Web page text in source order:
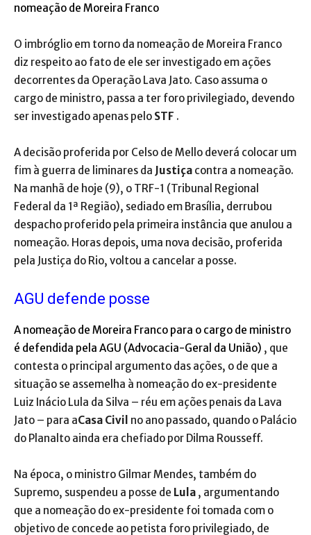
nomeação de Moreira Franco
O imbróglio em torno da nomeação de Moreira Franco
diz respeito ao fato de ele ser investigado em ações
decorrentes da Operação Lava Jato. Caso assuma o
cargo de ministro, passa a ter foro privilegiado, devendo
ser investigado apenas pelo STF .
A decisão proferida por Celso de Mello deverá colocar um
fim à guerra de liminares da Justiça contra a nomeação.
Na manhã de hoje (9), o TRF-1 (Tribunal Regional
Federal da 1ª Região), sediado em Brasília, derrubou
despacho proferido pela primeira instância que anulou a
nomeação. Horas depois, uma nova decisão, proferida
pela Justiça do Rio, voltou a cancelar a posse.
AGU defende posse
A nomeação de Moreira Franco para o cargo de ministro
é defendida pela AGU (Advocacia-Geral da União) , que
contesta o principal argumento das ações, o de que a
situação se assemelha à nomeação do ex-presidente
Luiz Inácio Lula da Silva – réu em ações penais da Lava
Jato – para aCasa Civil no ano passado, quando o Palácio
do Planalto ainda era chefiado por Dilma Rousseff.
Na época, o ministro Gilmar Mendes, também do
Supremo, suspendeu a posse de Lula , argumentando
que a nomeação do ex-presidente foi tomada com o
objetivo de concede ao petista foro privilegiado, de